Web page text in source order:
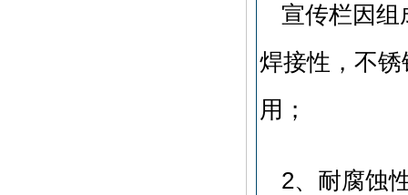
宣传栏因
焊接性，不
用；
2、耐腐蚀